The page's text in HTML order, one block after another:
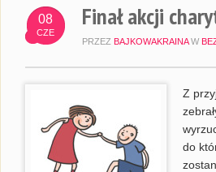
08
CZE
Finał akcji
PRZEZ BAJKOWAKRAINA W
Z
do